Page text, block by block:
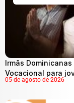
Irmãs
Vocacional para
05 de agosto de 2026